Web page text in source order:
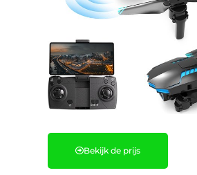
Bekijk de prijs